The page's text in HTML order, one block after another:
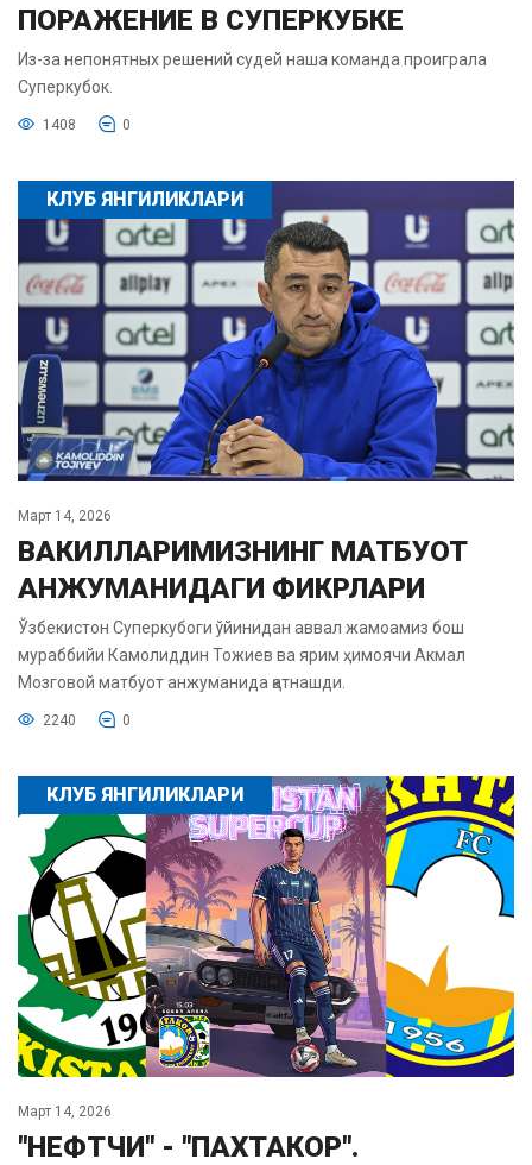
ПОРАЖЕНИЕ В СУПЕРКУБКЕ
Из-за непонятных решений судей наша команда проиграла
Суперкубок.
1408 0
КЛУБ ЯНГИЛИКЛАРИ
Март 14, 2026
ВАКИЛЛАРИМИЗНИНГ МАТБУОТ
АНЖУМАНИДАГИ ФИКРЛАРИ
Ўзбекистон Суперкубоги ўйинидан аввал жамоамиз бош
мураббийи Камолиддин Тожиев ва ярим ҳимоячи Акмал
Мозговой матбуот анжуманида қатнашди.
2240 0
КЛУБ ЯНГИЛИКЛАРИ
Март 14, 2026
"НЕФТЧИ" - "ПАХТАКОР".